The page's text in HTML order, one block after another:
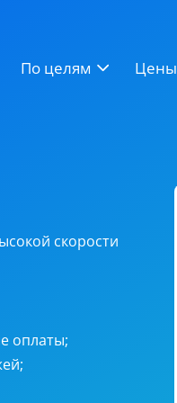
По целям Цены
скорости
оплаты;